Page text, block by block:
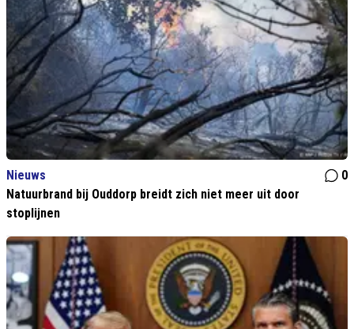
Nieuws
0
Natuurbrand bij Ouddorp breidt zich niet meer uit door
stoplijnen